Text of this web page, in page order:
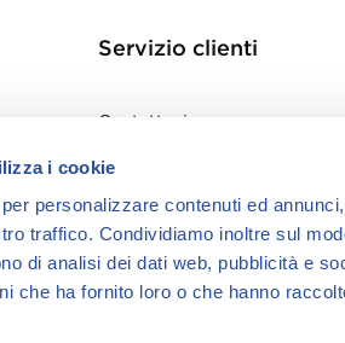
i cookie
personalizzare contenuti ed
traffico. Condividiamo inoltre sul
di analisi dei dati web, pubblicità e
che ha fornito loro o che hanno
Servizio clienti
Contattaci